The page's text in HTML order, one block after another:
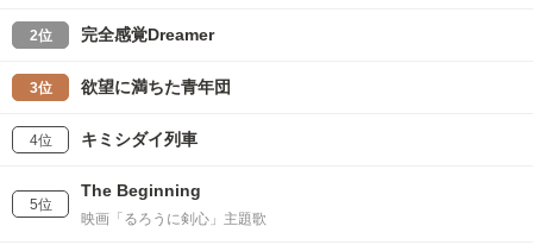
2位 完全感覚Dreamer
3位 欲望に満ちた青年団
4位 キミシダイ列車
5位
The Beginning
映画「るろうに剣心」主題歌